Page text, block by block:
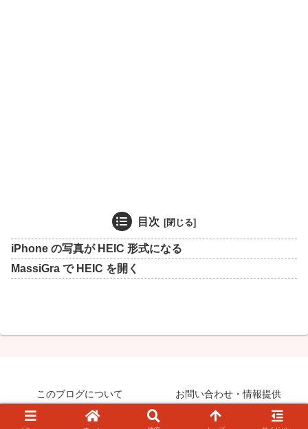
目次
iPhone の写真が HEIC 形式になる
MassiGra で HEIC を開く
このブログについて お問い合わせ・情報提供
© 2008-2026 知らなきゃ絶対損するPCマル秘ワザ.